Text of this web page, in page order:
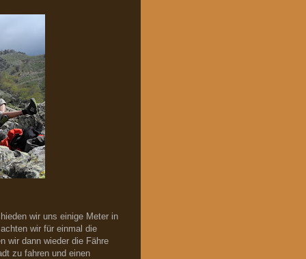
wir uns einige Meter in
wir für einmal die
wir dann wieder die Fähre
zu fahren und einen